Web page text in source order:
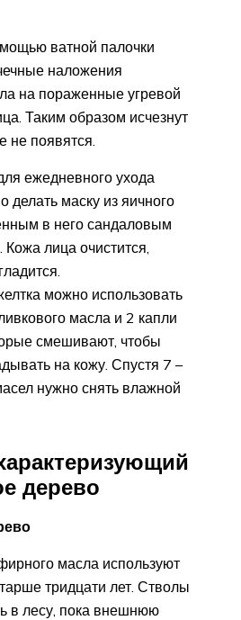
ватной палочки
наложения
на пораженные угревой
Таким образом исчезнут
не появятся.
ежедневного ухода
маску из яичного
в него сандаловым
лица очистится,
можно использовать
масла и 2 капли
смешивают, чтобы
на кожу. Спустя 7 –
нужно снять влажной
дерево
масла используют
тридцати лет. Стволы
в лесу, пока внешнюю